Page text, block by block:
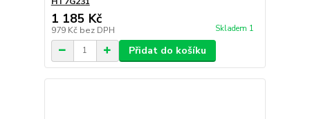
1 185 Kč
979 Kč bez DPH Skladem 1
Přidat do košíku